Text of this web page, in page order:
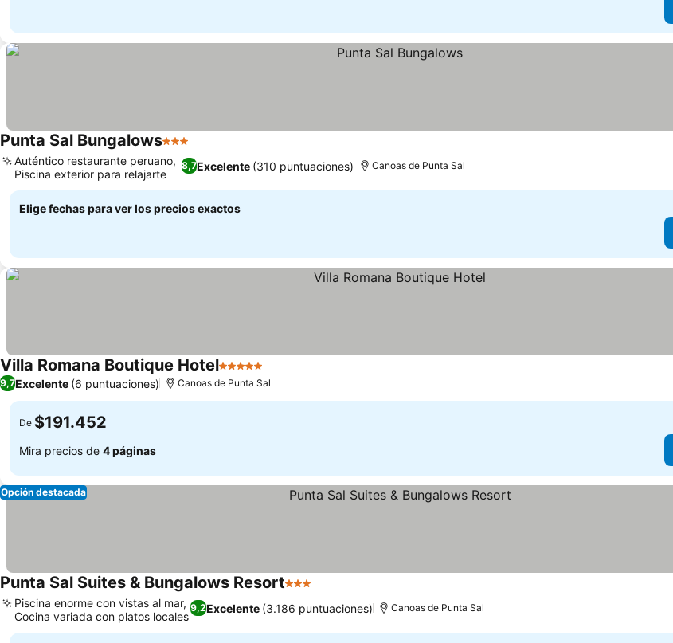
Punta Sal Bungalows3 Estrellas
8,7Excelente (310 puntuaciones)
Auténtico restaurante peruano,
Piscina exterior para relajarte
Canoas de Punta Sal
Elige fechas para ver los precios exactos
Villa Romana Boutique Hotel5 Estrellas
9,7Excelente (6 puntuaciones) Canoas de Punta Sal
De $191.452
Mira precios de 4 páginas
Opción destacada
Punta Sal Suites & Bungalows Resort3 Estrellas
9,2Excelente (3.186 puntuaciones)
Piscina enorme con vistas al mar,
Cocina variada con platos locales
Canoas de Punta Sal